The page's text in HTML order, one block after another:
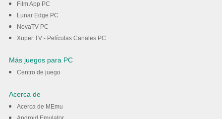
Film App PC
Lunar Edge PC
NovaTV PC
Xuper TV - Películas Canales PC
Más juegos para PC
Centro de juego
Acerca de
Acerca de MEmu